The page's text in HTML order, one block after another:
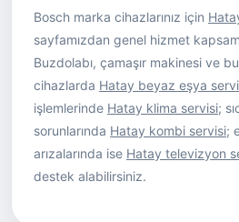
Bosch marka cihazlarınız için
sayfamızdan genel hizmet
Buzdolabı, çamaşır makinesi ve
cihazlarda Hatay beyaz eşya
işlemlerinde Hatay klima servisi;
sorunlarında Hatay kombi servisi;
arızalarında ise Hatay televizyon
destek alabilirsiniz.